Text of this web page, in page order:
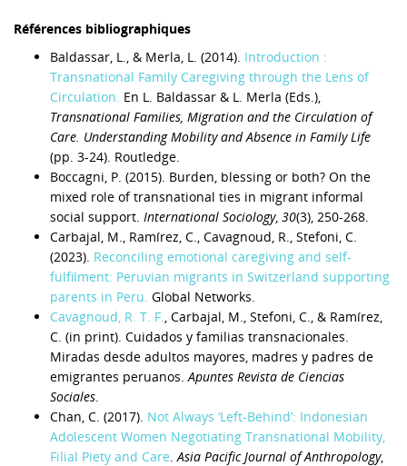
Références bibliographiques
Baldassar, L., & Merla, L. (2014). Introduction :
Transnational Family Caregiving through the Lens of
Circulation. En L. Baldassar & L. Merla (Eds.),
Transnational Families, Migration and the Circulation of
Care. Understanding Mobility and Absence in Family Life
(pp. 3-24). Routledge.
Boccagni, P. (2015). Burden, blessing or both? On the
mixed role of transnational ties in migrant informal
social support. International Sociology, 30(3), 250-268.
Carbajal, M., Ramírez, C., Cavagnoud, R., Stefoni, C.
(2023). Reconciling emotional caregiving and self‐
fulfilment: Peruvian migrants in Switzerland supporting
parents in Peru. Global Networks.
Cavagnoud, R. T. F., Carbajal, M., Stefoni, C., & Ramírez,
C. (in print). Cuidados y familias transnacionales.
Miradas desde adultos mayores, madres y padres de
emigrantes peruanos.Apuntes Revista de Ciencias
Sociales.
Chan, C. (2017). Not Always ‘Left-Behind’: Indonesian
Adolescent Women Negotiating Transnational Mobility,
Filial Piety and Care.Asia Pacific Journal of Anthropology,